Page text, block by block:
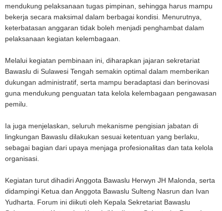
mendukung pelaksanaan tugas pimpinan, sehingga harus mampu
bekerja secara maksimal dalam berbagai kondisi. Menurutnya,
keterbatasan anggaran tidak boleh menjadi penghambat dalam
pelaksanaan kegiatan kelembagaan.
Melalui kegiatan pembinaan ini, diharapkan jajaran sekretariat
Bawaslu di Sulawesi Tengah semakin optimal dalam memberikan
dukungan administratif, serta mampu beradaptasi dan berinovasi
guna mendukung penguatan tata kelola kelembagaan pengawasan
pemilu.
Ia juga menjelaskan, seluruh mekanisme pengisian jabatan di
lingkungan Bawaslu dilakukan sesuai ketentuan yang berlaku,
sebagai bagian dari upaya menjaga profesionalitas dan tata kelola
organisasi.
Kegiatan turut dihadiri Anggota Bawaslu Herwyn JH Malonda, serta
didampingi Ketua dan Anggota Bawaslu Sulteng Nasrun dan Ivan
Yudharta. Forum ini diikuti oleh Kepala Sekretariat Bawaslu